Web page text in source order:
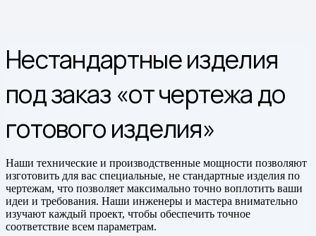
Нестандартные изделия
под заказ «от чертежа до
готового изделия»
Наши технические и производственные мощности позволяют
изготовить для вас специальные, не стандартные изделия по
чертежам, что позволяет максимально точно воплотить ваши
идеи и требования. Наши инженеры и мастера внимательно
изучают каждый проект, чтобы обеспечить точное
соответствие всем параметрам.